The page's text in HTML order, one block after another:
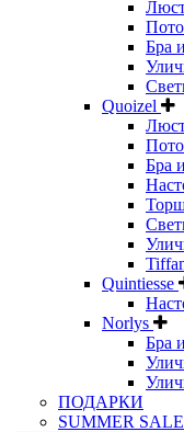
Бра
Quoizel
Бра
Quintiesse
Norlys
Бра
ПОДАРКИ
SUMMER SALE